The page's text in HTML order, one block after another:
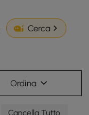
Cerca
Ordina
Cancella Tutto